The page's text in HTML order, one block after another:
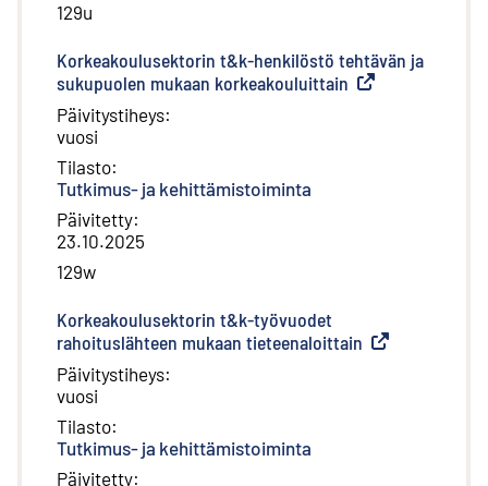
129u
Korkeakoulusektorin t&k-henkilöstö tehtävän ja
sukupuolen mukaan korkeakouluittain Ulkoinen linkki
Päivitystiheys:
vuosi
Tilasto:
Tutkimus- ja kehittämistoiminta
Päivitetty:
23.10.2025
129w
Korkeakoulusektorin t&k-työvuodet
rahoituslähteen mukaan tieteenaloittain Ulkoinen linkki
Päivitystiheys:
vuosi
Tilasto:
Tutkimus- ja kehittämistoiminta
Päivitetty: